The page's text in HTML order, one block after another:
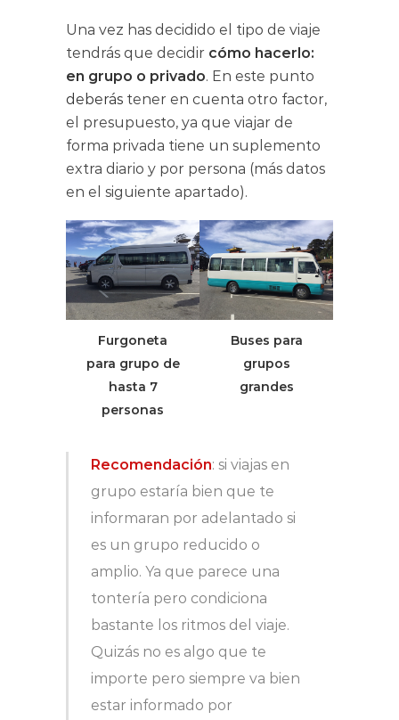
Una vez has decidido el tipo de viaje
tendrás que decidir cómo hacerlo:
en grupo o privado. En este punto
deberás tener en cuenta otro factor,
el presupuesto, ya que viajar de
forma privada tiene un suplemento
extra diario y por persona (más datos
en el siguiente apartado).
Furgoneta
para grupo de
hasta 7
personas
Buses para
grupos
grandes
Recomendación: si viajas en
grupo estaría bien que te
informaran por adelantado si
es un grupo reducido o
amplio. Ya que parece una
tontería pero condiciona
bastante los ritmos del viaje.
Quizás no es algo que te
importe pero siempre va bien
estar informado por